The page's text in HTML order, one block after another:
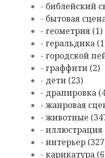
- библейский
- бытовая
- геометрия (1)
- геральдика
- городской
- граффити (2)
- дети (23)
- драпировка
- жанровая
- животные
- иллюстрация
- интерьер
- карикатура